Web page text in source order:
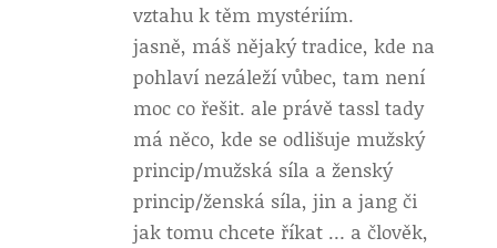
vztahu k těm mystériím.
jasně, máš nějaký tradice, kde na
pohlaví nezáleží vůbec, tam není
moc co řešit. ale právě tassl tady
má něco, kde se odlišuje mužský
princip/mužská síla a ženský
princip/ženská síla, jin a jang či
jak tomu chcete říkat … a člověk,